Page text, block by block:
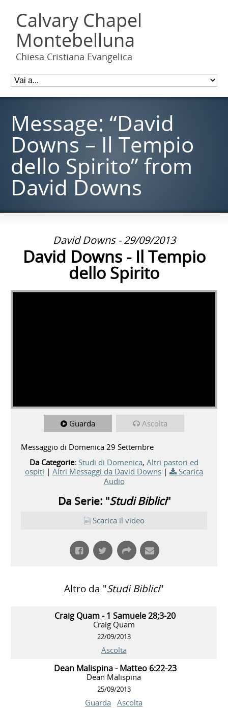
Calvary Chapel
Montebelluna
Chiesa Cristiana Evangelica
Message: “David
Downs – Il Tempio
dello Spirito” from
David Downs
David Downs - 29/09/2013
David Downs - Il Tempio
dello Spirito
Guarda Ascolta
Messaggio di Domenica 29 Settembre
Da Categorie: Studi di Domenica, Altri pastori ed
ospiti | Altri Messaggi da David Downs |
Scarica
Audio
Da Serie: "Studi Biblici"
Scarica il video
Altro da "Studi Biblici"
Craig Quam - 1 Samuele 28;3-20
Craig Quam
22/09/2013
Ascolta
Dean Malispina - Matteo 6:22-23
Dean Malispina
25/09/2013
Guarda Ascolta